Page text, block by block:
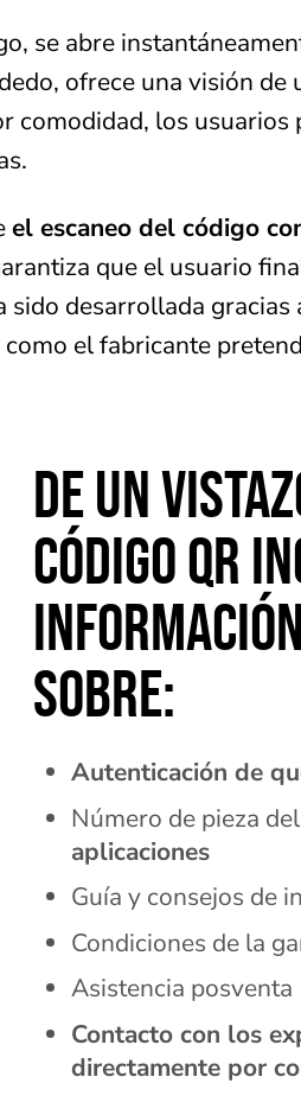
se abre
ofrece una visión
comodidad, los
el escaneo del código
que el usuario
sido desarrollada
el fabricante
DE UN
CÓDIGO QR
SOBRE:
Autenticación de
Número de pieza
aplicaciones
Guía y consejos de
Condiciones de la
Asistencia posventa
Contacto con los
directamente por